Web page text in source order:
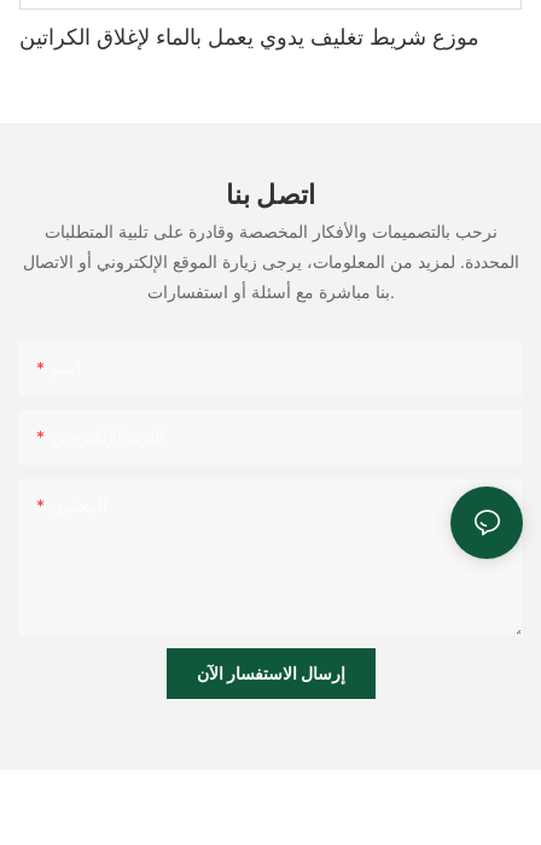
موزع شريط تغليف يدوي يعمل بالماء لإغلاق الكراتين
اتصل بنا
نرحب بالتصميمات والأفكار المخصصة وقادرة على تلبية المتطلبات
المحددة. لمزيد من المعلومات، يرجى زيارة الموقع الإلكتروني أو الاتصال
بنا مباشرة مع أسئلة أو استفسارات.
إرسال الاستفسار الآن